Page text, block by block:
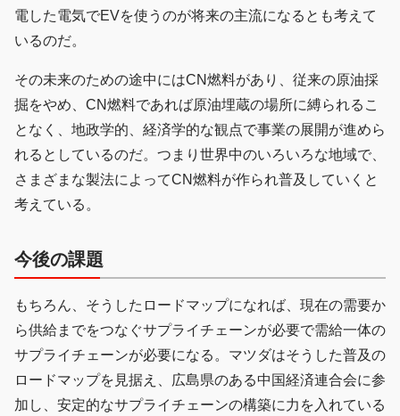
電した電気でEVを使うのが将来の主流になるとも考えて
いるのだ。
その未来のための途中にはCN燃料があり、従来の原油採
掘をやめ、CN燃料であれば原油埋蔵の場所に縛られるこ
となく、地政学的、経済学的な観点で事業の展開が進めら
れるとしているのだ。つまり世界中のいろいろな地域で、
さまざまな製法によってCN燃料が作られ普及していくと
考えている。
今後の課題
もちろん、そうしたロードマップになれば、現在の需要か
ら供給までをつなぐサプライチェーンが必要で需給一体の
サプライチェーンが必要になる。マツダはそうした普及の
ロードマップを見据え、広島県のある中国経済連合会に参
加し、安定的なサプライチェーンの構築に力を入れている